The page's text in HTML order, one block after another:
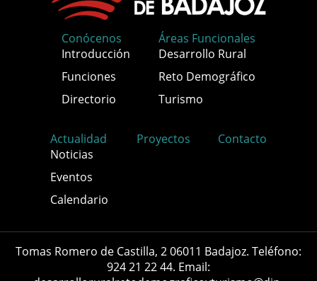
Conócenos
Introducción
Funciones
Directorio
Áreas Funcionales
Desarrollo Rural
Reto Demográfico
Turismo
Actualidad
Noticias
Eventos
Calendario
Proyectos Contacto
Tomas Romero de Castilla, 2 06011 Badajoz. Teléfono:
924 21 22 44. Email: